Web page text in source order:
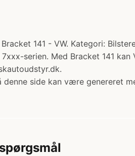
141 - VW. Kategori:
serien. Med Bracket 141
denne side kan være genereret